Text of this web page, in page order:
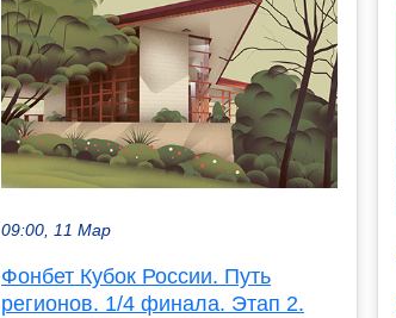
09:00, 11 Мар
Фонбет Кубок России. Путь
регионов. 1/4 финала. Этап 2.